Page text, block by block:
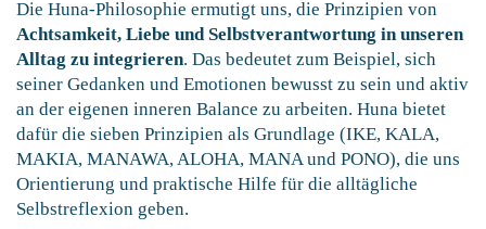
Die Huna-Philosophie ermutigt uns, die Prinzipien von
Achtsamkeit, Liebe und Selbstverantwortung in unseren
Alltag zu integrieren. Das bedeutet zum Beispiel, sich
seiner Gedanken und Emotionen bewusst zu sein und aktiv
an der eigenen inneren Balance zu arbeiten. Huna bietet
dafür die sieben Prinzipien als Grundlage (IKE, KALA,
MAKIA, MANAWA, ALOHA, MANA und PONO), die uns
Orientierung und praktische Hilfe für die alltägliche
Selbstreflexion geben.